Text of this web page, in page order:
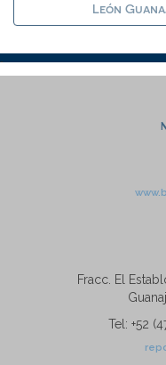
León
Fracc. El
Tel: +52